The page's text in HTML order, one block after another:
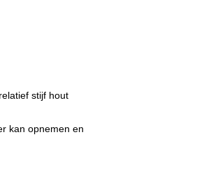
stijf hout
kan opnemen en